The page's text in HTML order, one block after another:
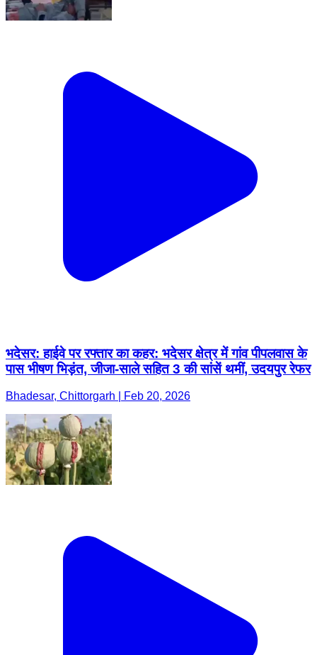
भदेसर: हाईवे पर रफ्तार का कहर: भदेसर क्षेत्र में गांव पीपलवास के
पास भीषण भिड़ंत, जीजा-साले सहित 3 की सांसें थमीं, उदयपुर रेफर
Bhadesar, Chittorgarh | Feb 20, 2026